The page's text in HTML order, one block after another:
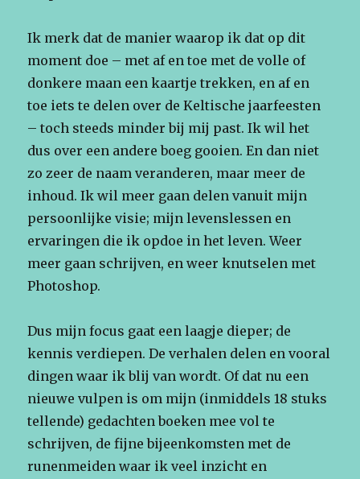
Ik merk dat de manier waarop ik dat op dit
moment doe – met af en toe met de volle of
donkere maan een kaartje trekken, en af en
toe iets te delen over de Keltische jaarfeesten
– toch steeds minder bij mij past. Ik wil het
dus over een andere boeg gooien. En dan niet
zo zeer de naam veranderen, maar meer de
inhoud. Ik wil meer gaan delen vanuit mijn
persoonlijke visie; mijn levenslessen en
ervaringen die ik opdoe in het leven. Weer
meer gaan schrijven, en weer knutselen met
Photoshop.
Dus mijn focus gaat een laagje dieper; de
kennis verdiepen. De verhalen delen en vooral
dingen waar ik blij van wordt. Of dat nu een
nieuwe vulpen is om mijn (inmiddels 18 stuks
tellende) gedachten boeken mee vol te
schrijven, de fijne bijeenkomsten met de
runenmeiden waar ik veel inzicht en